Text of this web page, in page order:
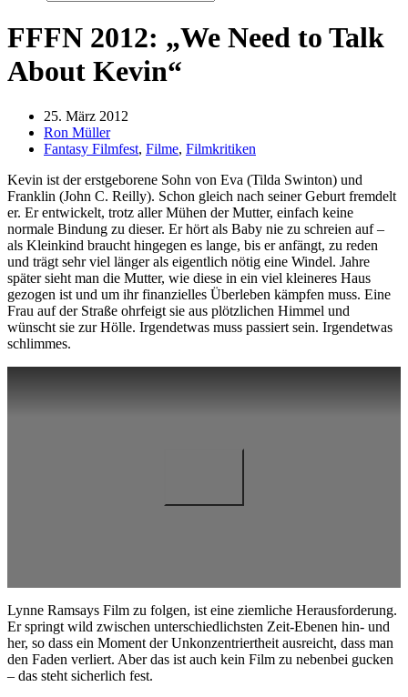
FFFN 2012: „We Need to Talk
About Kevin“
25. März 2012
Ron Müller
Fantasy Filmfest, Filme, Filmkritiken
Kevin ist der erstgeborene Sohn von Eva (Tilda Swinton) und
Franklin (John C. Reilly). Schon gleich nach seiner Geburt fremdelt
er. Er entwickelt, trotz aller Mühen der Mutter, einfach keine
normale Bindung zu dieser. Er hört als Baby nie zu schreien auf –
als Kleinkind braucht hingegen es lange, bis er anfängt, zu reden
und trägt sehr viel länger als eigentlich nötig eine Windel. Jahre
später sieht man die Mutter, wie diese in ein viel kleineres Haus
gezogen ist und um ihr finanzielles Überleben kämpfen muss. Eine
Frau auf der Straße ohrfeigt sie aus plötzlichen Himmel und
wünscht sie zur Hölle. Irgendetwas muss passiert sein. Irgendetwas
schlimmes.
Lynne Ramsays Film zu folgen, ist eine ziemliche Herausforderung.
Er springt wild zwischen unterschiedlichsten Zeit-Ebenen hin- und
her, so dass ein Moment der Unkonzentriertheit ausreicht, dass man
den Faden verliert. Aber das ist auch kein Film zu nebenbei gucken
– das steht sicherlich fest.